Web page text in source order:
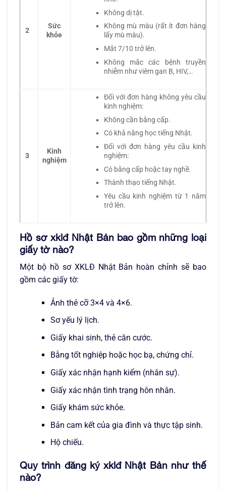
2
Sức
khỏe
Không dị tật.
Không mù màu (rất ít đơn hàng
lấy mù màu).
Mắt 7/10 trở lên.
Không mắc các bệnh truyền
nhiễm như viêm gan B, HIV,…
3
Kinh
nghiệm
Đối với đơn hàng không yêu cầu
kinh nghiệm:
Không cần bằng cấp.
Có khả năng học tiếng Nhật.
Đối với đơn hàng yêu cầu kinh
nghiệm:
Có bằng cấp hoặc tay nghề.
Thành thạo tiếng Nhật.
Yêu cầu kinh nghiệm từ 1 năm
trở lên.
Hồ sơ xklđ Nhật Bản bao gồm những loại
giấy tờ nào?
Một bộ hồ sơ XKLĐ Nhật Bản hoàn chỉnh sẽ bao
gồm các giấy tờ:
Ảnh thẻ cỡ 3×4 và 4×6.
Sơ yếu lý lịch.
Giấy khai sinh, thẻ căn cước.
Bằng tốt nghiệp hoặc học bạ, chứng chỉ.
Giấy xác nhận hạnh kiểm (nhân sự).
Giấy xác nhận tình trạng hôn nhân.
Giấy khám sức khỏe.
Bản cam kết của gia đình và thực tập sinh.
Hộ chiếu.
Quy trình đăng ký xklđ Nhật Bản như thế
nào?